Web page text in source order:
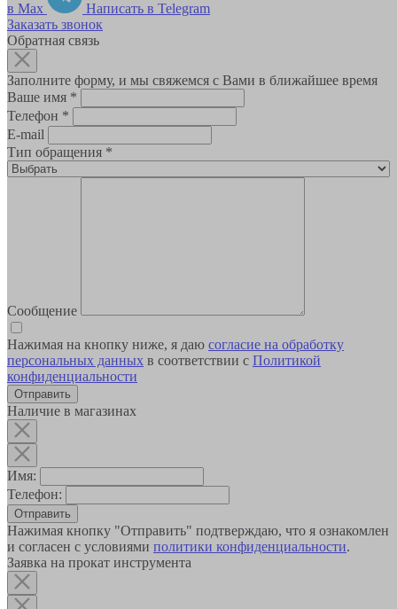
в Max
Написать в Telegram
Заказать звонок
Обратная связь
Заполните форму, и мы свяжемся с Вами в ближайшее время
Ваше имя *
Телефон *
E-mail
Тип обращения *
Сообщение
Нажимая на кнопку ниже, я даю согласие на обработку
персональных данных в соответствии с Политикой
конфиденциальности
Наличие в магазинах
Имя:
Телефон:
Отправить
Нажимая кнопку "Отправить" подтверждаю, что я ознакомлен
и согласен с условиями политики конфиденциальности.
Заявка на прокат инструмента